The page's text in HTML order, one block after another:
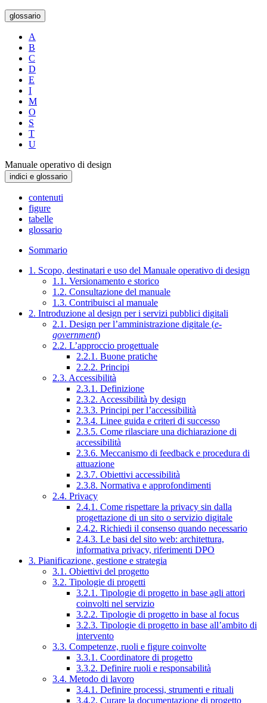
glossario
A
B
C
D
E
I
M
O
S
T
U
Manuale operativo di design
indici e glossario
contenuti
figure
tabelle
glossario
Sommario
1. Scopo, destinatari e uso del Manuale operativo di design
1.1. Versionamento e storico
1.2. Consultazione del manuale
1.3. Contribuisci al manuale
2. Introduzione al design per i servizi pubblici digitali
2.1. Design per l’amministrazione digitale (e-
government)
2.2. L’approccio progettuale
2.2.1. Buone pratiche
2.2.2. Principi
2.3. Accessibilità
2.3.1. Definizione
2.3.2. Accessibilità by design
2.3.3. Principi per l’accessibilità
2.3.4. Linee guida e criteri di successo
2.3.5. Come rilasciare una dichiarazione di
accessibilità
2.3.6. Meccanismo di feedback e procedura di
attuazione
2.3.7. Obiettivi accessibilità
2.3.8. Normativa e approfondimenti
2.4. Privacy
2.4.1. Come rispettare la privacy sin dalla
progettazione di un sito o servizio digitale
2.4.2. Richiedi il consenso quando necessario
2.4.3. Le basi del sito web: architettura,
informativa privacy, riferimenti DPO
3. Pianificazione, gestione e strategia
3.1. Obiettivi del progetto
3.2. Tipologie di progetti
3.2.1. Tipologie di progetto in base agli attori
coinvolti nel servizio
3.2.2. Tipologie di progetto in base al focus
3.2.3. Tipologie di progetto in base all’ambito di
intervento
3.3. Competenze, ruoli e figure coinvolte
3.3.1. Coordinatore di progetto
3.3.2. Definire ruoli e responsabilità
3.4. Metodo di lavoro
3.4.1. Definire processi, strumenti e rituali
3.4.2. Curare la documentazione di progetto